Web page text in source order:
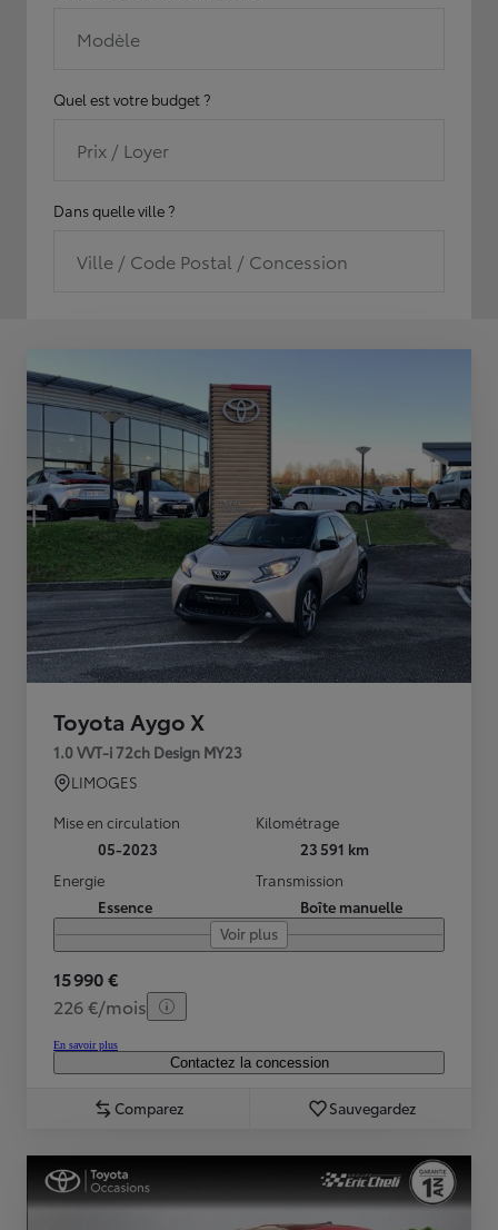
Modèle
Quel est votre budget ?
Prix / Loyer
Dans quelle ville ?
Ville / Code Postal / Concession
Toyota Aygo X
1.0 VVT-i 72ch Design MY23
LIMOGES
Mise en circulation
05-2023
Kilométrage
23 591 km
Energie
Essence
Transmission
Boîte manuelle
Voir plus
15 990 €
226 €/mois
En savoir plus
Contactez la concession
Comparez Sauvegardez